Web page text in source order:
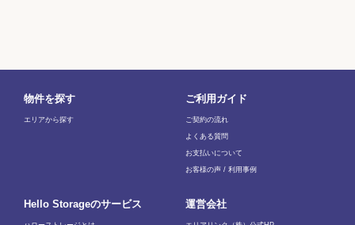
物件を探す
エリアから探す
ご利用ガイド
ご契約の流れ
よくある質問
お支払いについて
お客様の声 / 利用事例
Hello Storageのサービス 運営会社